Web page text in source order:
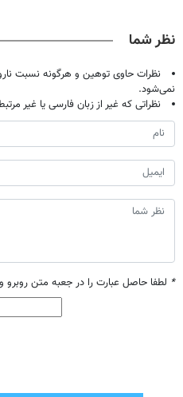
شو50%تخفیف
نظر شما
نظرات حاوی توهین و هرگونه نسبت
نمی‌شود.
نظراتی که غیر از زبان فارسی یا غیر
* لطفا حاصل عبارت را در جعبه متن روبرو